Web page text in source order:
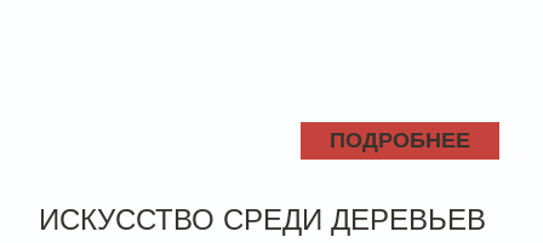
ПОДРОБНЕЕ
ИСКУССТВО СРЕДИ ДЕРЕВЬЕВ